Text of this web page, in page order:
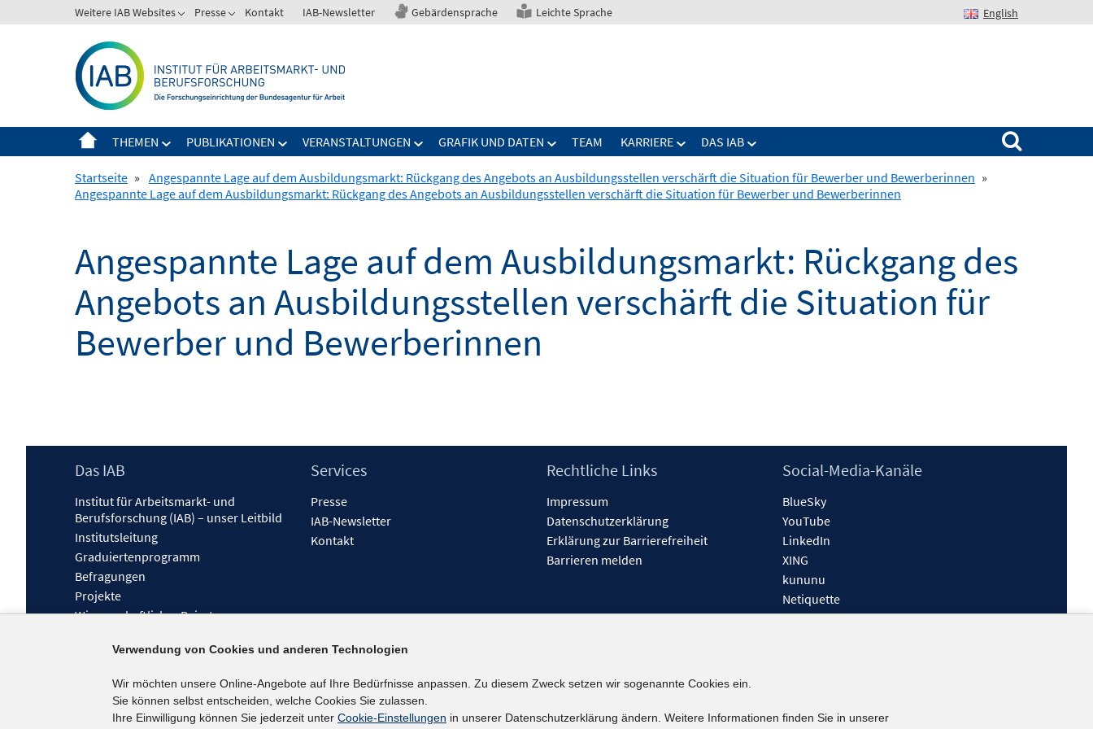
zum
Weitere IAB Websites Presse Kontakt IAB-Newsletter Gebärdensprache Leichte Sprache English
THEMEN PUBLIKATIONEN VERANSTALTUNGEN GRAFIK UND DATEN TEAM KARRIERE DAS IAB
Suchen nach:
Startseite » Angespannte Lage auf dem Ausbildungsmarkt: Rückgang des Angebots an Ausbildungsstellen verschärft die Situation für Bewerber und Bewerberinnen »
Angespannte Lage auf dem Ausbildungsmarkt: Rückgang des Angebots an Ausbildungsstellen verschärft die Situation für Bewerber und Bewerberinnen
Angespannte Lage auf dem Ausbildungsmarkt: Rückgang des
Angebots an Ausbildungsstellen verschärft die Situation für
Bewerber und Bewerberinnen
Footer
Das IAB
Institut für Arbeitsmarkt- und
Berufsforschung (IAB) – unser Leitbild
Institutsleitung
Graduiertenprogramm
Befragungen
Projekte
Wissenschaftlicher Beirat
Services
Presse
IAB-Newsletter
Kontakt
Rechtliche Links
Impressum
Datenschutzerklärung
Erklärung zur Barrierefreiheit
Barrieren melden
Social-Media-Kanäle
BlueSky
YouTube
LinkedIn
XING
kununu
Netiquette
Verwendung von Cookies und anderen Technologien
Wir möchten unsere Online-Angebote auf Ihre Bedürfnisse anpassen. Zu diesem Zweck setzen wir sogenannte Cookies ein.
Sie können selbst entscheiden, welche Cookies Sie zulassen.
Ihre Einwilligung können Sie jederzeit unter Cookie-Einstellungen in unserer Datenschutzerklärung ändern. Weitere Informationen finden Sie in unserer